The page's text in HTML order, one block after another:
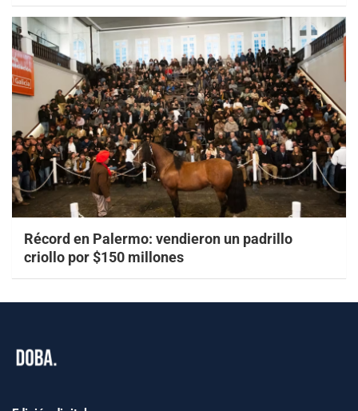
Récord en Palermo: vendieron un padrillo
criollo por $150 millones